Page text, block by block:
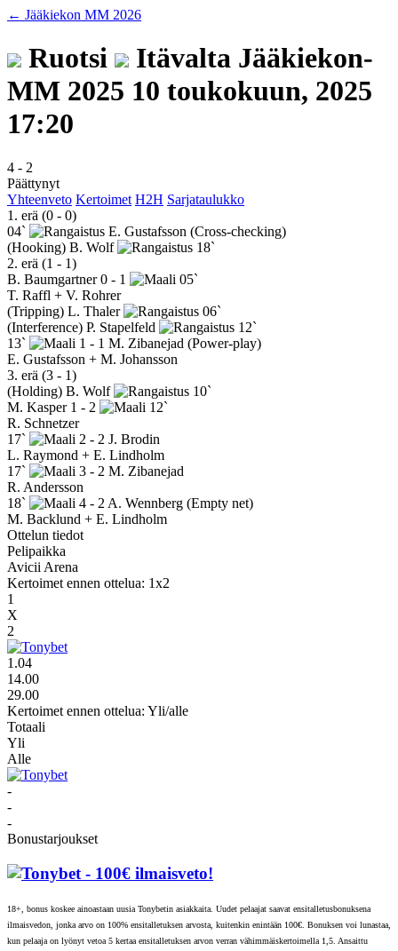
← Jääkiekon MM 2026
Ruotsi Itävalta Jääkiekon-
MM 2025 10 toukokuun, 2025
17:20
4 - 2
Päättynyt
Yhteenveto Kertoimet H2H Sarjataulukko
1. erä (0 - 0)
04`
E. Gustafsson (Cross-checking)
(Hooking) B. Wolf
18`
2. erä (1 - 1)
B. Baumgartner 0 - 1
05`
T. Raffl + V. Rohrer
(Tripping) L. Thaler
06`
(Interference) P. Stapelfeld
12`
13`
1 - 1 M. Zibanejad (Power-play)
E. Gustafsson + M. Johansson
3. erä (3 - 1)
(Holding) B. Wolf
10`
M. Kasper 1 - 2
12`
R. Schnetzer
17`
2 - 2 J. Brodin
L. Raymond + E. Lindholm
17`
3 - 2 M. Zibanejad
R. Andersson
18`
4 - 2 A. Wennberg (Empty net)
M. Backlund + E. Lindholm
Ottelun tiedot
Pelipaikka
Avicii Arena
Kertoimet ennen ottelua: 1x2
1
X
2
1.04
14.00
29.00
Kertoimet ennen ottelua: Yli/alle
Totaali
Yli
Alle
-
-
-
Bonustarjoukset
- 100€ ilmaisveto!
18+, bonus koskee ainoastaan uusia Tonybetin asiakkaita. Uudet pelaajat saavat ensitalletusbonuksena
ilmaisvedon, jonka arvo on 100% ensitalletuksen arvosta, kuitenkin enintään 100€. Bonuksen voi lunastaa,
kun pelaaja on lyönyt vetoa 5 kertaa ensitalletuksen arvon verran vähimmäiskertoimella 1,5. Ansaittu